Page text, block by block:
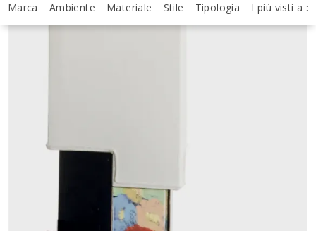
Marca Ambiente Materiale Stile Tipologia I più visti a :